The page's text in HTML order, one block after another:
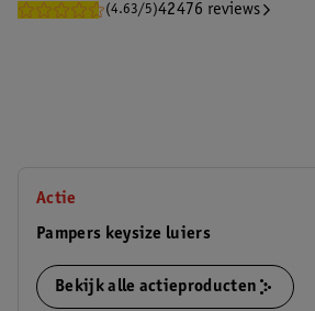
(4.63/5)42476 reviews
Actie
Pampers keysize luiers
Bekijk alle actieproducten